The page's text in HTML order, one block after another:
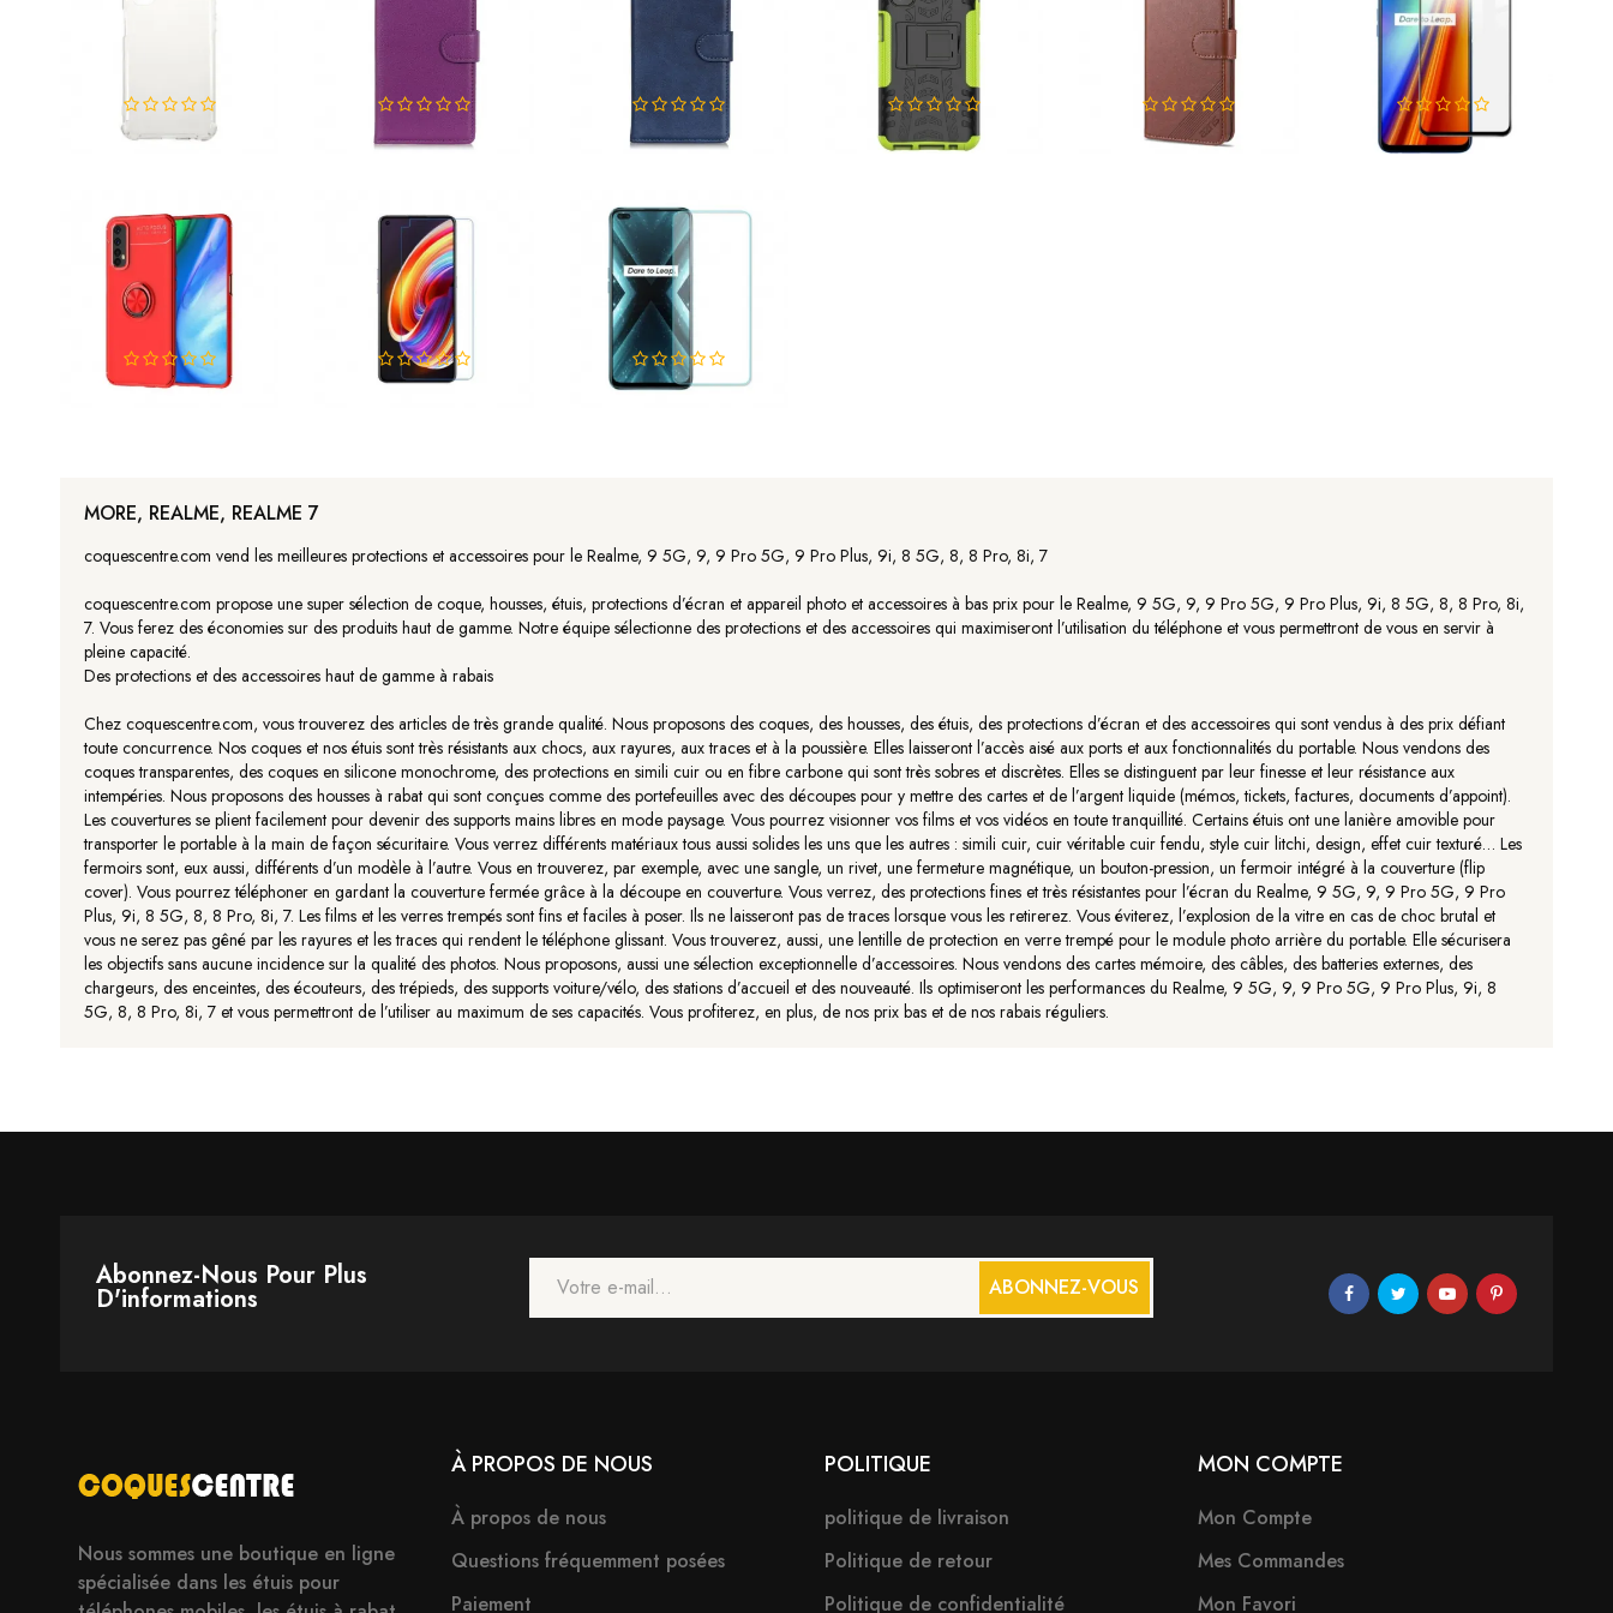
MORE, REALME, REALME 7
coquescentre.com vend les meilleures protections et accessoires pour le Realme, 9 5G, 9, 9 Pro 5G, 9 Pro Plus, 9i, 8 5G, 8, 8 Pro, 8i, 7
coquescentre.com propose une super sélection de coque, housses, étuis, protections d’écran et appareil photo et accessoires à bas prix pour le Realme, 9 5G, 9, 9 Pro 5G, 9 Pro Plus, 9i, 8 5G, 8, 8 Pro, 8i,
7. Vous ferez des économies sur des produits haut de gamme. Notre équipe sélectionne des protections et des accessoires qui maximiseront l’utilisation du téléphone et vous permettront de vous en servir à
pleine capacité.
Des protections et des accessoires haut de gamme à rabais
Chez coquescentre.com, vous trouverez des articles de très grande qualité. Nous proposons des coques, des housses, des étuis, des protections d’écran et des accessoires qui sont vendus à des prix défiant
toute concurrence. Nos coques et nos étuis sont très résistants aux chocs, aux rayures, aux traces et à la poussière. Elles laisseront l’accès aisé aux ports et aux fonctionnalités du portable. Nous vendons des
coques transparentes, des coques en silicone monochrome, des protections en simili cuir ou en fibre carbone qui sont très sobres et discrètes. Elles se distinguent par leur finesse et leur résistance aux
intempéries. Nous proposons des housses à rabat qui sont conçues comme des portefeuilles avec des découpes pour y mettre des cartes et de l’argent liquide (mémos, tickets, factures, documents d’appoint).
Les couvertures se plient facilement pour devenir des supports mains libres en mode paysage. Vous pourrez visionner vos films et vos vidéos en toute tranquillité. Certains étuis ont une lanière amovible pour
transporter le portable à la main de façon sécuritaire. Vous verrez différents matériaux tous aussi solides les uns que les autres : simili cuir, cuir véritable cuir fendu, style cuir litchi, design, effet cuir texturé… Les
fermoirs sont, eux aussi, différents d’un modèle à l’autre. Vous en trouverez, par exemple, avec une sangle, un rivet, une fermeture magnétique, un bouton-pression, un fermoir intégré à la couverture (flip
cover). Vous pourrez téléphoner en gardant la couverture fermée grâce à la découpe en couverture. Vous verrez, des protections fines et très résistantes pour l’écran du Realme, 9 5G, 9, 9 Pro 5G, 9 Pro
Plus, 9i, 8 5G, 8, 8 Pro, 8i, 7. Les films et les verres trempés sont fins et faciles à poser. Ils ne laisseront pas de traces lorsque vous les retirerez. Vous éviterez, l’explosion de la vitre en cas de choc brutal et
vous ne serez pas gêné par les rayures et les traces qui rendent le téléphone glissant. Vous trouverez, aussi, une lentille de protection en verre trempé pour le module photo arrière du portable. Elle sécurisera
les objectifs sans aucune incidence sur la qualité des photos. Nous proposons, aussi une sélection exceptionnelle d’accessoires. Nous vendons des cartes mémoire, des câbles, des batteries externes, des
chargeurs, des enceintes, des écouteurs, des trépieds, des supports voiture/vélo, des stations d’accueil et des nouveauté. Ils optimiseront les performances du Realme, 9 5G, 9, 9 Pro 5G, 9 Pro Plus, 9i, 8
5G, 8, 8 Pro, 8i, 7 et vous permettront de l’utiliser au maximum de ses capacités. Vous profiterez, en plus, de nos prix bas et de nos rabais réguliers.
Abonnez-Nous Pour Plus
D'informations ABONNEZ-VOUS
Nous sommes une boutique en ligne
spécialisée dans les étuis pour
À PROPOS DE NOUS
À propos de nous
Questions fréquemment posées
Paiement
POLITIQUE
politique de livraison
Politique de retour
Politique de confidentialité
MON COMPTE
Mon Compte
Mes Commandes
Mon Favori